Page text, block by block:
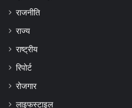
राजनीति
राज्य
राष्ट्रीय
रिपोर्ट
रोजगार
लाइफस्टाइल